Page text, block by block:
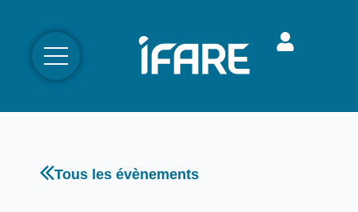
Tous les évènements